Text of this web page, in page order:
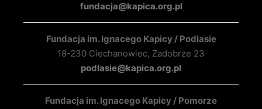
fundacja@kapica.org.pl
Fundacja im. Ignacego Kapicy / Podlasie
18-230 Ciechanowiec, Zadobrze 23
podlasie@kapica.org.pl
Fundacja im. Ignacego Kapicy / Pomorze